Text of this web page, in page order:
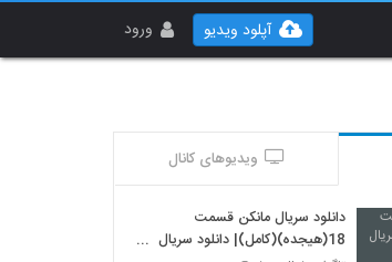
ورود آپلود ویدیو
ویدیوهای کانال
دانلود سریال مانکن قسمت
18(هیجده)(کامل)| دانلود سریال